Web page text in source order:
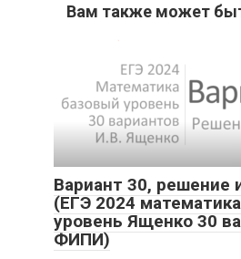
Вам также может
Вариант 30, решение
(ЕГЭ 2024
уровень Ященко 30
ФИПИ)